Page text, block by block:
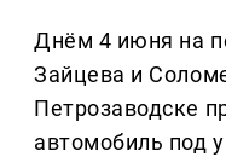
Днём 4 июня на
Зайцева и
Петрозаводске
автомобиль под